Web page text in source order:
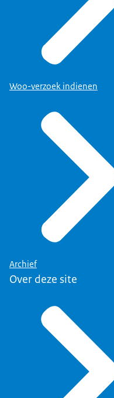
Woo-verzoek indienen
Archief
Over deze site